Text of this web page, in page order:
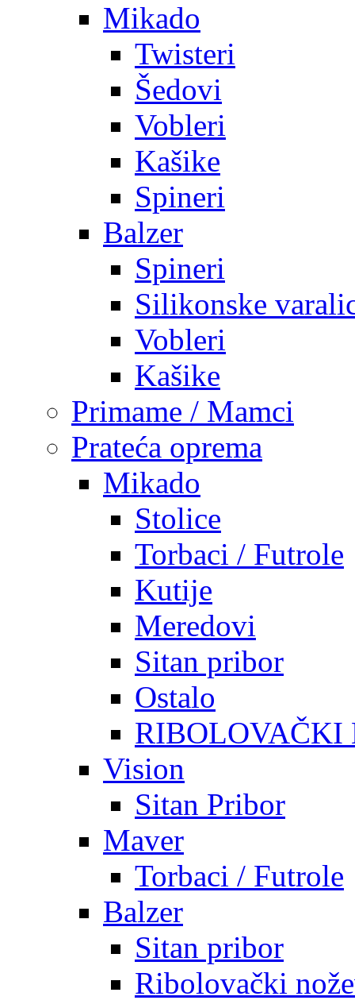
Mikado
Twisteri
Šedovi
Vobleri
Kašike
Spineri
Balzer
Spineri
Silikonske
Vobleri
Kašike
Primame / Mamci
Prateća oprema
Mikado
Stolice
Torbaci / Futrole
Kutije
Meredovi
Sitan pribor
Ostalo
RIBOLOVAČKI
Vision
Sitan Pribor
Maver
Torbaci / Futrole
Balzer
Sitan pribor
Ribolovački